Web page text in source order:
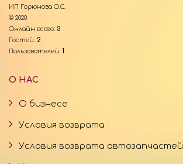
ИП Горюнова О.С.
© 2020
Онлайн всего: 3
Гостей: 2
Пользователей: 1
О НАС
О бизнесе
Условия возврата
Условия возврата автозапчастей